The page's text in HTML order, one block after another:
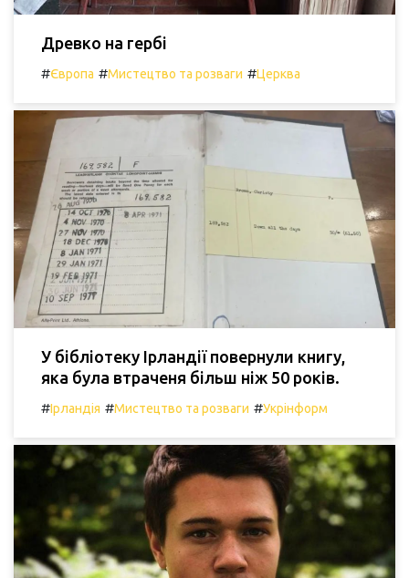
Древко на гербі
#Європа #Мистецтво та розваги #Церква
У бібліотеку Ірландії повернули книгу,
яка була втраченя більш ніж 50 років.
#Ірландія #Мистецтво та розваги #Укрінформ